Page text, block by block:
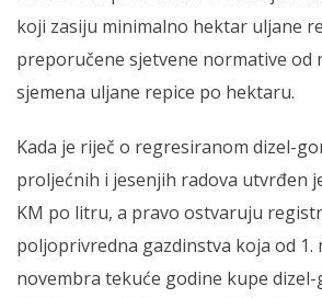
koji zasiju minimalno hektar uljane
preporučene sjetvene normative od
sjemena uljane repice po hektaru.
Kada je riječ o regresiranom dizel-
proljećnih i jesenjih radova utvrđen
KM po litru, a pravo ostvaruju
poljoprivredna gazdinstva koja od 1.
novembra tekuće godine kupe